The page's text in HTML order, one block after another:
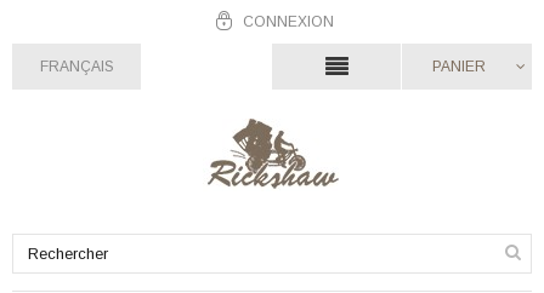
CONNEXION
FRANÇAIS PANIER